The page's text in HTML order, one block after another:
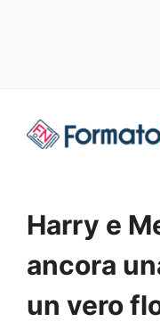
Harry e
ancora
un vero